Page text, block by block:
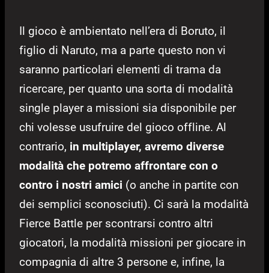
Il gioco è ambientato nell’era di Boruto, il
figlio di Naruto, ma a parte questo non vi
saranno particolari elementi di trama da
ricercare, per quanto una sorta di modalità
single player a missioni sia disponibile per
chi volesse usufruire del gioco offline. Al
contrario, in multiplayer, avremo diverse
modalità che potremo affrontare con o
contro i nostri amici (o anche in partite con
dei semplici sconosciuti). Ci sarà la modalità
Fierce Battle per scontrarsi contro altri
giocatori, la modalità missioni per giocare in
compagnia di altre 3 persone e, infine, la